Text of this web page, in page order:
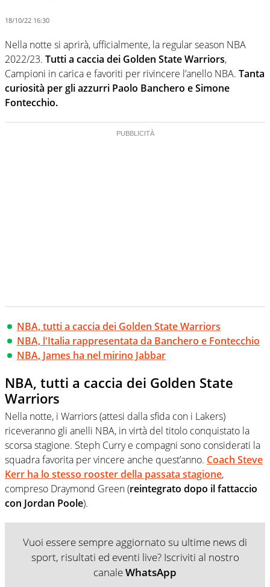
18/10/22 16:30
Nella notte si aprirà, ufficialmente, la regular season NBA
2022/23. Tutti a caccia dei Golden State Warriors,
Campioni in carica e favoriti per rivincere l’anello NBA. Tanta
curiosità per gli azzurri Paolo Banchero e Simone
Fontecchio.
NBA, tutti a caccia dei Golden State Warriors
NBA, l'Italia rappresentata da Banchero e Fontecchio
NBA, James ha nel mirino Jabbar
NBA, tutti a caccia dei Golden State
Warriors
Nella notte, i Warriors (attesi dalla sfida con i Lakers)
riceveranno gli anelli NBA, in virtà del titolo conquistato la
scorsa stagione. Steph Curry e compagni sono considerati la
squadra favorita per vincere anche quest’anno. Coach Steve
Kerr ha lo stesso rooster della passata stagione,
compreso Draymond Green (reintegrato dopo il fattaccio
con Jordan Poole).
Vuoi essere sempre aggiornato su ultime news di
sport, risultati ed eventi live? Iscriviti al nostro
canaleWhatsApp